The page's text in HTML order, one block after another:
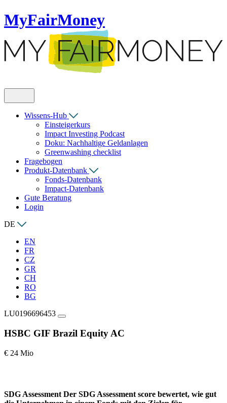
MyFairMoney
Wissens-Hub
Einsteigerkurs
Impact Investing Podcast
Doku: Nachhaltige Geldanlagen
Greenwashing checklist
Fragebogen
Produkt-Datenbank
Fonds-Datenbank
Impact-Datenbank
Gute Beratung
Login
DE
EN
FR
CZ
GR
CH
RO
BG
LU0196696453
HSBC GIF Brazil Equity AC
€ 24 Mio
SDG Assessment Der SDG Assessment score bewertet, wie gut